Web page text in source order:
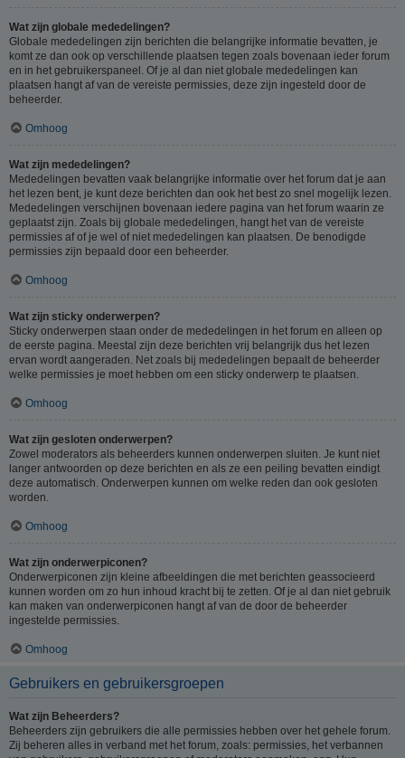
Wat zijn globale mededelingen?
Globale mededelingen zijn berichten die belangrijke informatie bevatten, je
komt ze dan ook op verschillende plaatsen tegen zoals bovenaan ieder forum
en in het gebruikerspaneel. Of je al dan niet globale mededelingen kan
plaatsen hangt af van de vereiste permissies, deze zijn ingesteld door de
beheerder.
Omhoog
Wat zijn mededelingen?
Mededelingen bevatten vaak belangrijke informatie over het forum dat je aan
het lezen bent, je kunt deze berichten dan ook het best zo snel mogelijk lezen.
Mededelingen verschijnen bovenaan iedere pagina van het forum waarin ze
geplaatst zijn. Zoals bij globale mededelingen, hangt het van de vereiste
permissies af of je wel of niet mededelingen kan plaatsen. De benodigde
permissies zijn bepaald door een beheerder.
Omhoog
Wat zijn sticky onderwerpen?
Sticky onderwerpen staan onder de mededelingen in het forum en alleen op
de eerste pagina. Meestal zijn deze berichten vrij belangrijk dus het lezen
ervan wordt aangeraden. Net zoals bij mededelingen bepaalt de beheerder
welke permissies je moet hebben om een sticky onderwerp te plaatsen.
Omhoog
Wat zijn gesloten onderwerpen?
Zowel moderators als beheerders kunnen onderwerpen sluiten. Je kunt niet
langer antwoorden op deze berichten en als ze een peiling bevatten eindigt
deze automatisch. Onderwerpen kunnen om welke reden dan ook gesloten
worden.
Omhoog
Wat zijn onderwerpiconen?
Onderwerpiconen zijn kleine afbeeldingen die met berichten geassocieerd
kunnen worden om zo hun inhoud kracht bij te zetten. Of je al dan niet gebruik
kan maken van onderwerpiconen hangt af van de door de beheerder
ingestelde permissies.
Omhoog
Gebruikers en gebruikersgroepen
Wat zijn Beheerders?
Beheerders zijn gebruikers die alle permissies hebben over het gehele forum.
Zij beheren alles in verband met het forum, zoals: permissies, het verbannen